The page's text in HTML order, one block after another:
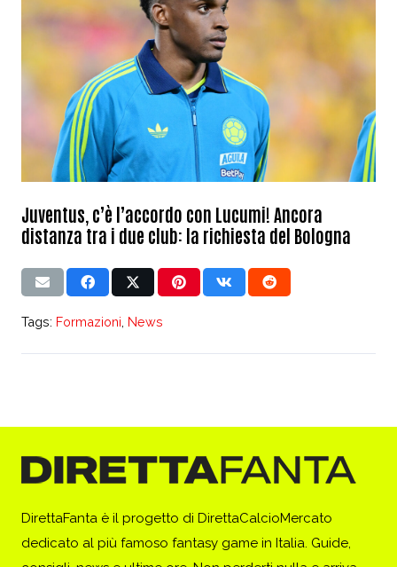
Juventus, c’è l’accordo con Lucumi! Ancora
distanza tra i due club: la richiesta del Bologna
Tags: Formazioni News
DirettaFanta è il progetto di DirettaCalcioMercato
dedicato al più famoso fantasy game in Italia. Guide,